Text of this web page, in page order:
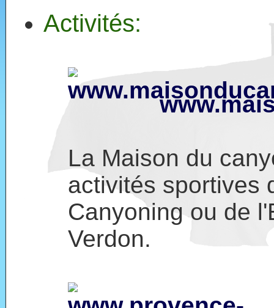
Activités:
La Maison du
activités sportives
Canyoning ou de
Verdon.